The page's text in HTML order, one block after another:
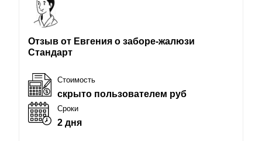
Отзыв от Евгения о заборе-жалюзи
Стандарт
Стоимость
скрыто пользователем руб
Сроки
2 дня